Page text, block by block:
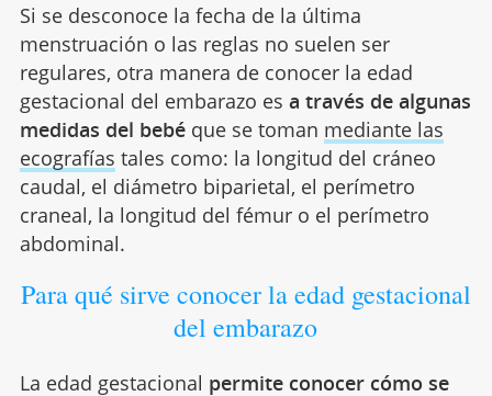
Si se desconoce la fecha de la última
menstruación o las reglas no suelen ser
regulares, otra manera de conocer la edad
gestacional del embarazo es a través de algunas
medidas del bebéque se toman mediante las
ecografías tales como: la longitud del cráneo
caudal, el diámetro biparietal, el perímetro
craneal, la longitud del fémur o el perímetro
abdominal.
Para qué sirve conocer la edad gestacional
del embarazo
La edad gestacional permite conocer cómo se